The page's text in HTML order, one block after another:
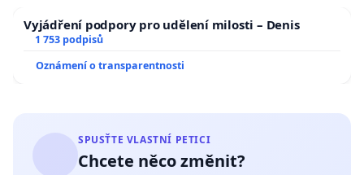
Vyjádření podpory pro udělení milosti – Denis
1 753 podpisů
Oznámení o transparentnosti
SPUSŤTE VLASTNÍ PETICI
Chcete něco změnit?